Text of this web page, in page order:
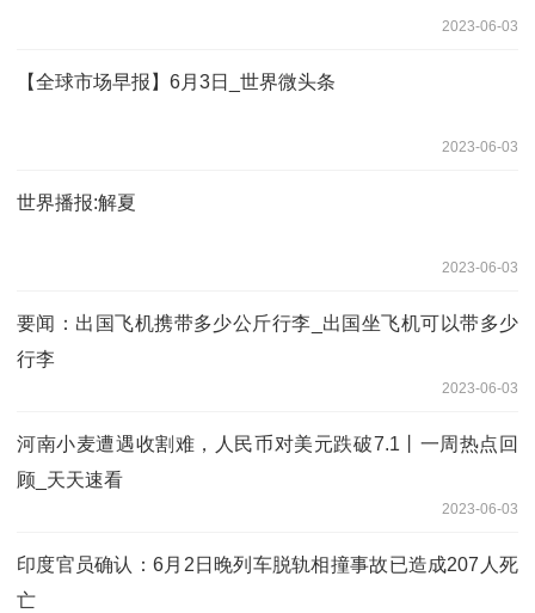
2023-06-03
【全球市场早报】6月3日_世界微头条
2023-06-03
世界播报:解夏
2023-06-03
要闻：出国飞机携带多少公斤行李_出国坐飞机可以带多少
行李
2023-06-03
河南小麦遭遇收割难，人民币对美元跌破7.1丨一周热点回
顾_天天速看
2023-06-03
印度官员确认：6月2日晚列车脱轨相撞事故已造成207人死
亡